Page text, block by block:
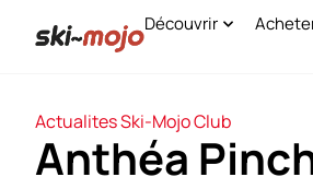
Découvrir
Actualites Ski-Mojo Club
Anthéa